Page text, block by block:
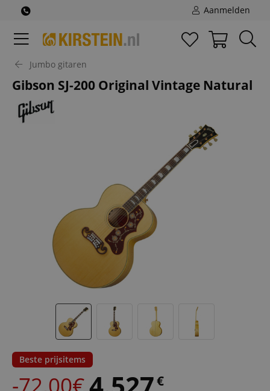
Aanmelden
Jumbo gitaren
Gibson SJ-200 Original Vintage Natural
Beste prijsitems
€